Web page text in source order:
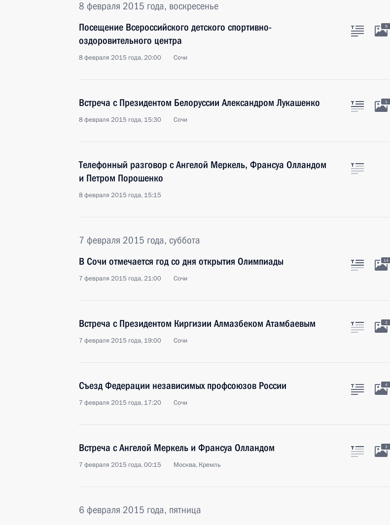
8 февраля 2015 года, воскресенье
Посещение Всероссийского детского спортивно-
оздоровительного центра
8 февраля 2015 года, 20:00 Сочи
9
Встреча с Президентом Белоруссии Александром Лукашенко
8 февраля 2015 года, 15:30 Сочи
1
Телефонный разговор с Ангелой Меркель, Франсуа Олландом
и Петром Порошенко
8 февраля 2015 года, 15:15
7 февраля 2015 года, суббота
В Сочи отмечается год со дня открытия Олимпиады
7 февраля 2015 года, 21:00 Сочи
14
Встреча с Президентом Киргизии Алмазбеком Атамбаевым
7 февраля 2015 года, 19:00 Сочи
2
Съезд Федерации независимых профсоюзов России
7 февраля 2015 года, 17:20 Сочи
4
Встреча с Ангелой Меркель и Франсуа Олландом
7 февраля 2015 года, 00:15 Москва, Кремль
2
6 февраля 2015 года, пятница